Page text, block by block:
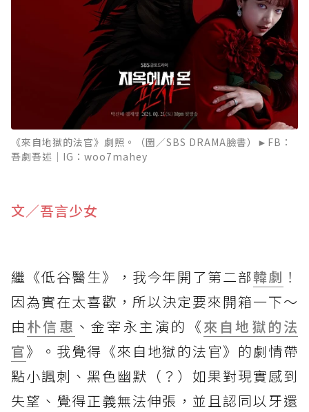
《來自地獄的法官》劇照。（圖／SBS DRAMA臉書）►FB：
吾劇吾述｜IG：woo7mahey
文／吾言少女
繼《低谷醫生》，我今年開了第二部韓劇 ！
因為實在太喜歡，所以決定要來開箱一下～
由朴信惠 、金宰永主演的《來自地獄的法
官》。我覺得《來自地獄的法官》的劇情帶
點小諷刺、黑色幽默（？）如果對現實感到
失望、覺得正義無法伸張，並且認同以牙還